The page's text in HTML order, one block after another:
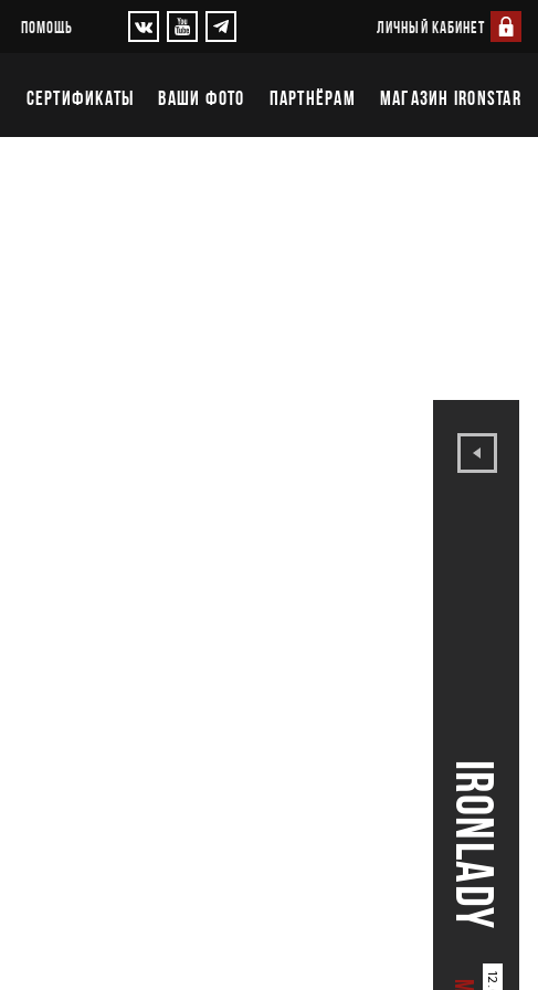
ПОМОЩЬ ЛИЧНЫЙ КАБИНЕТ
СЕРТИФИКАТЫ ВАШИ ФОТО ПАРТНЁРАМ МАГАЗИН IRONSTAR
IRONLADY